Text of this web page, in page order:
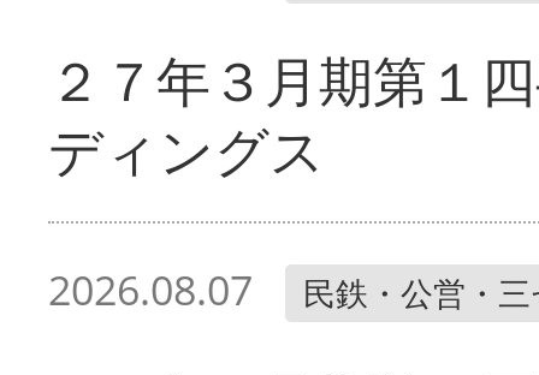
２７年３月期第１
ディングス
2026.08.07 民鉄・公営・